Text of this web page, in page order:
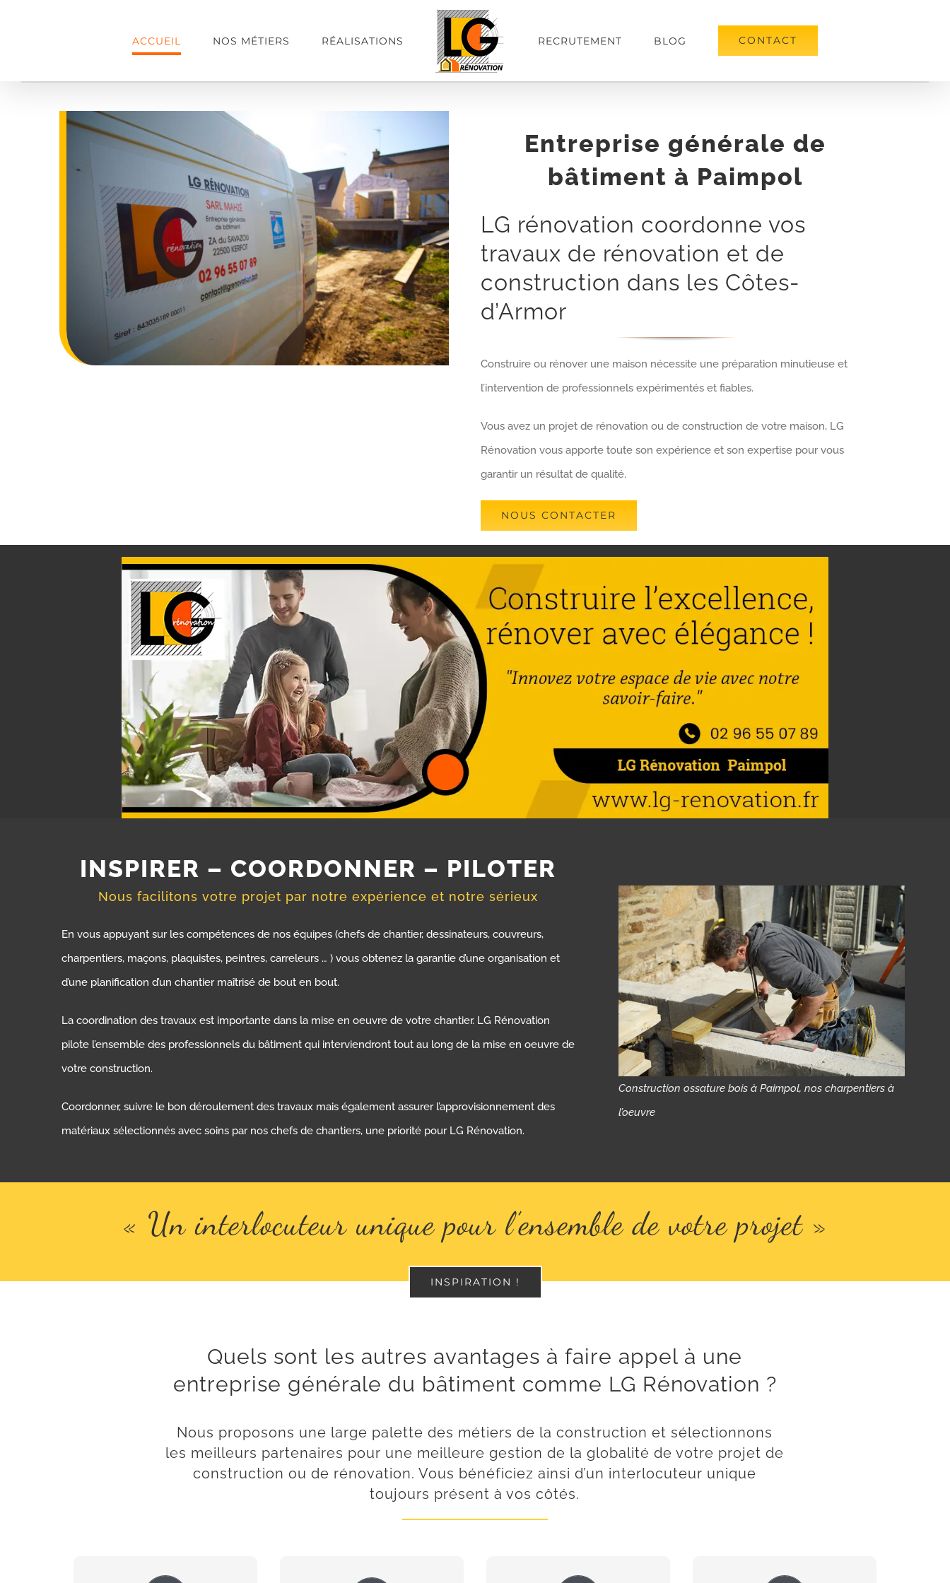
ACCUEIL NOS MÉTIERS RÉALISATIONS RECRUTEMENT BLOG CONTACT
Entreprise générale de
bâtiment à Paimpol
LG rénovation coordonne vos
travaux de rénovation et de
construction dans les Côtes-
d’Armor
Construire ou rénover une maison nécessite une préparation minutieuse et
l’intervention de professionnels expérimentés et fiables.
Vous avez un projet de rénovation ou de construction de votre maison, LG
Rénovation vous apporte toute son expérience et son expertise pour vous
garantir un résultat de qualité.
NOUS CONTACTER
INSPIRER – COORDONNER – PILOTER
Nous facilitons votre projet par notre expérience et notre sérieux
En vous appuyant sur les compétences de nos équipes (chefs de chantier, dessinateurs, couvreurs,
charpentiers, maçons, plaquistes, peintres, carreleurs … ) vous obtenez la garantie d’une organisation et
d’une planification d’un chantier maîtrisé de bout en bout.
La coordination des travaux est importante dans la mise en oeuvre de votre chantier. LG Rénovation
pilote l’ensemble des professionnels du bâtiment qui interviendront tout au long de la mise en oeuvre de
votre construction.
Coordonner, suivre le bon déroulement des travaux mais également assurer l’approvisionnement des
matériaux sélectionnés avec soins par nos chefs de chantiers, une priorité pour LG Rénovation.
Construction ossature bois à Paimpol, nos charpentiers à
l’oeuvre
« Un interlocuteur unique pour l’ensemble de votre projet »
INSPIRATION !
Quels sont les autres avantages à faire appel à une
entreprise générale du bâtiment comme LG Rénovation ?
Nous proposons une large palette des métiers de la construction et sélectionnons
les meilleurs partenaires pour une meilleure gestion de la globalité de votre projet de
construction ou de rénovation. Vous bénéficiez ainsi d’un interlocuteur unique
toujours présent à vos côtés.